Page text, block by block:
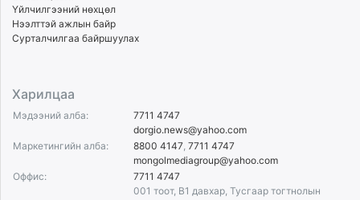
Үйлчилгээний нөхцөл
Нээлттэй ажлын байр
Сурталчилгаа байршуулах
Харилцаа
Мэдээний алба:
7711 4747
dorgio.news@yahoo.com
Маркетингийн алба:
8800 4147, 7711 4747
mongolmediagroup@yahoo.com
Оффис:
7711 4747
001 тоот, B1 давхар, Тусгаар тогтнолын